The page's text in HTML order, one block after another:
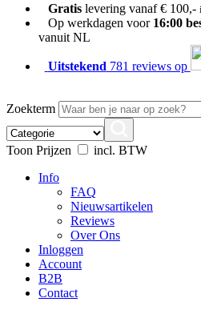
Gratislevering vanaf € 100,-
Op werkdagen voor 16:00
vanuit NL
Uitstekend 781 reviews op
Zoekterm
Toon Prijzen
incl. BTW
Info
FAQ
Nieuwsartikelen
Reviews
Over Ons
Inloggen
Account
B2B
Contact